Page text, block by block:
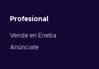
Profesional
Vende en Eneba
Anúnciate